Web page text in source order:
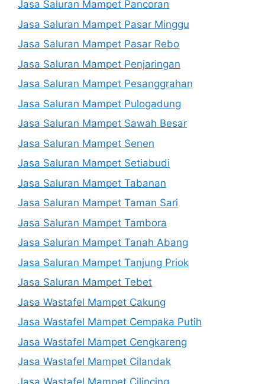
Jasa Saluran Mampet Pancoran
Jasa Saluran Mampet Pasar Minggu
Jasa Saluran Mampet Pasar Rebo
Jasa Saluran Mampet Penjaringan
Jasa Saluran Mampet Pesanggrahan
Jasa Saluran Mampet Pulogadung
Jasa Saluran Mampet Sawah Besar
Jasa Saluran Mampet Senen
Jasa Saluran Mampet Setiabudi
Jasa Saluran Mampet Tabanan
Jasa Saluran Mampet Taman Sari
Jasa Saluran Mampet Tambora
Jasa Saluran Mampet Tanah Abang
Jasa Saluran Mampet Tanjung Priok
Jasa Saluran Mampet Tebet
Jasa Wastafel Mampet Cakung
Jasa Wastafel Mampet Cempaka Putih
Jasa Wastafel Mampet Cengkareng
Jasa Wastafel Mampet Cilandak
Jasa Wastafel Mampet Cilincing